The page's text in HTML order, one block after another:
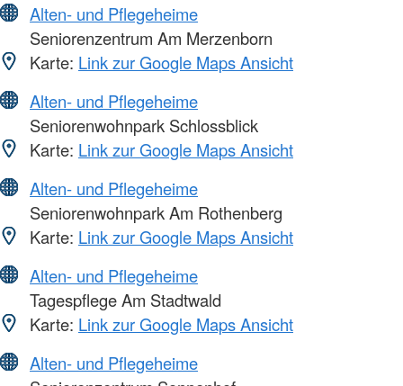
Alten- und Pflegeheime
Seniorenzentrum Am Merzenborn
Karte: Link zur Google Maps Ansicht
Alten- und Pflegeheime
Seniorenwohnpark Schlossblick
Karte: Link zur Google Maps Ansicht
Alten- und Pflegeheime
Seniorenwohnpark Am Rothenberg
Karte: Link zur Google Maps Ansicht
Alten- und Pflegeheime
Tagespflege Am Stadtwald
Karte: Link zur Google Maps Ansicht
Alten- und Pflegeheime